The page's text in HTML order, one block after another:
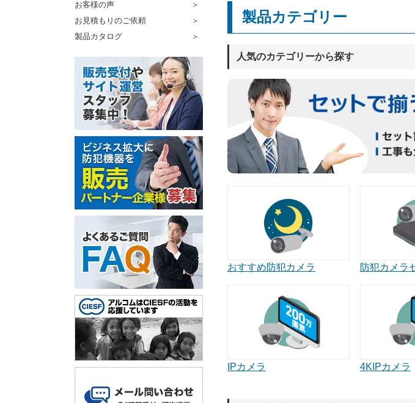
お客様の声
お見積もりのご依頼
製品カタログ
製品カテゴリー
人気のカテゴリーから探す
おすすめ防犯カメラ 防犯カメラ
IPカメラ 4KIPカメラ